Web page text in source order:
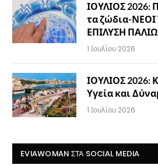
ΙΟΥΛΙΟΣ 2026:
τα ζώδια-ΝΕΟΙ
ΕΠΙΛΥΣΗ
1 Ιουλίου 2026
ΙΟΥΛΙΟΣ
Υγεία και
1 Ιουλίου 2026
EVIAWOMAN ΣΤΑ SOCIAL MEDIA